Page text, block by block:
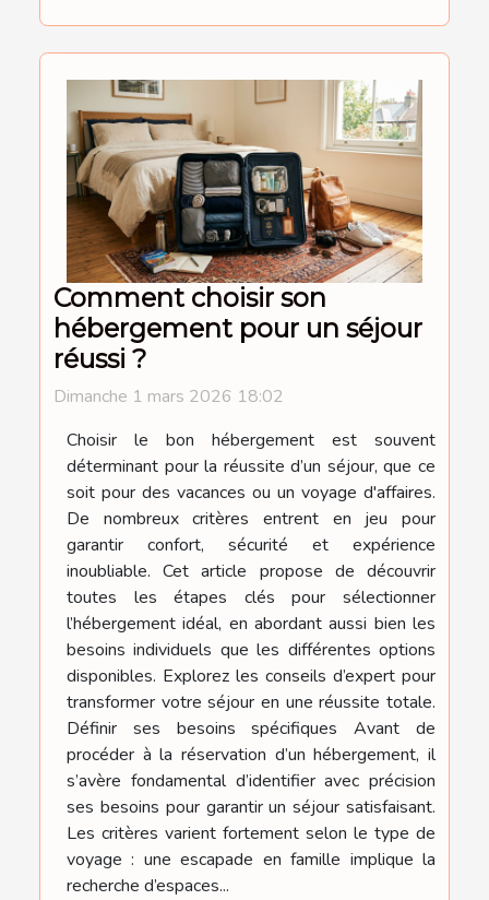
Comment choisir son
hébergement pour un séjour
réussi ?
Dimanche 1 mars 2026 18:02
Choisir le bon hébergement est souvent
déterminant pour la réussite d’un séjour, que ce
soit pour des vacances ou un voyage d'affaires.
De nombreux critères entrent en jeu pour
garantir confort, sécurité et expérience
inoubliable. Cet article propose de découvrir
toutes les étapes clés pour sélectionner
l’hébergement idéal, en abordant aussi bien les
besoins individuels que les différentes options
disponibles. Explorez les conseils d’expert pour
transformer votre séjour en une réussite totale.
Définir ses besoins spécifiques Avant de
procéder à la réservation d’un hébergement, il
s’avère fondamental d’identifier avec précision
ses besoins pour garantir un séjour satisfaisant.
Les critères varient fortement selon le type de
voyage : une escapade en famille implique la
recherche d’espaces...